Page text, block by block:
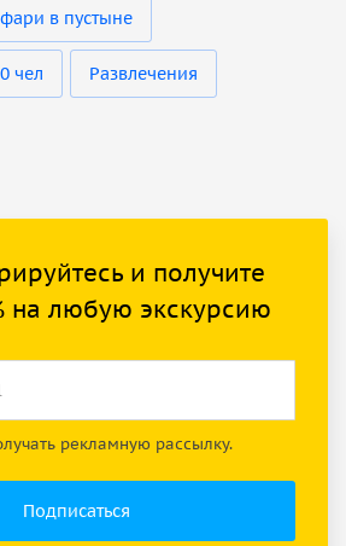
в пустыне
чел Развлечения
и получите
на любую экскурсию
рекламную рассылку.